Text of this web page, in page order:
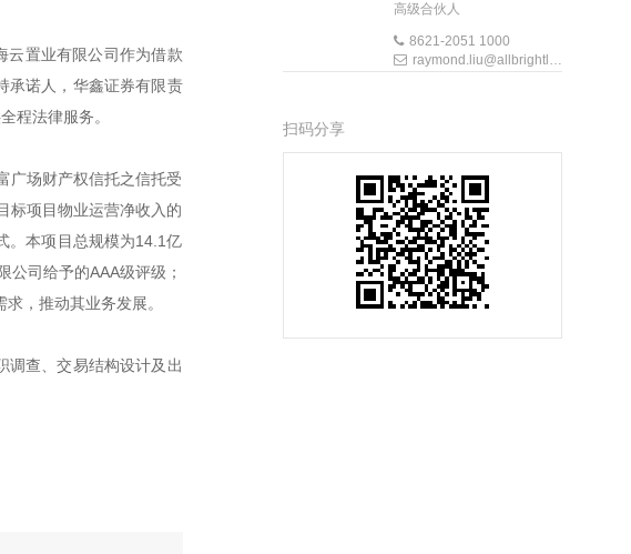
云置业有限公司作为借款
承诺人，华鑫证券有限责
程法律服务。
广场财产权信托之信托受
标项目物业运营净收入的
。本项目总规模为14.1亿
司给予的AAA级评级；
，推动其业务发展。
调查、交易结构设计及出
高级合伙人
8621-2051 1000
raymond.liu@allbrightlaw.com
扫码分享